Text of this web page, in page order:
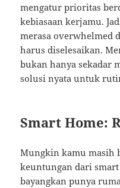
mengatur prioritas
kebiasaan kerjamu.
merasa overwhelmed
harus diselesaikan.
bukan hanya sekadar
solusi nyata untuk
Smart Home:
Mungkin kamu masih
keuntungan dari smart
bayangkan punya